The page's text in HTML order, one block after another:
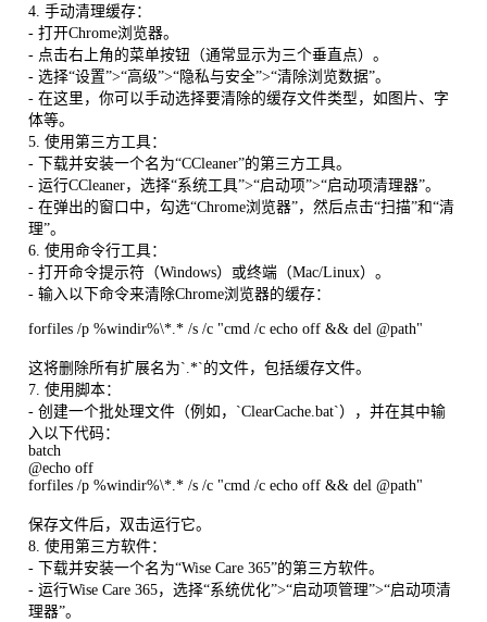
4. 手动清理缓存：
- 打开Chrome浏览器。
- 点击右上角的菜单按钮（通常显示为三个垂直点）。
- 选择“设置”>“高级”>“隐私与安全”>“清除浏览数据”。
- 在这里，你可以手动选择要清除的缓存文件类型，如图片、字
体等。
5. 使用第三方工具：
- 下载并安装一个名为“CCleaner”的第三方工具。
- 运行CCleaner，选择“系统工具”>“启动项”>“启动项清理器”。
- 在弹出的窗口中，勾选“Chrome浏览器”，然后点击“扫描”和“清
理”。
6. 使用命令行工具：
- 打开命令提示符（Windows）或终端（Mac/Linux）。
- 输入以下命令来清除Chrome浏览器的缓存：
forfiles /p %windir%\*.* /s /c "cmd /c echo off && del @path"
这将删除所有扩展名为`.*`的文件，包括缓存文件。
7. 使用脚本：
- 创建一个批处理文件（例如，`ClearCache.bat`），并在其中输
入以下代码：
batch
@echo off
forfiles /p %windir%\*.* /s /c "cmd /c echo off && del @path"
保存文件后，双击运行它。
8. 使用第三方软件：
- 下载并安装一个名为“Wise Care 365”的第三方软件。
- 运行Wise Care 365，选择“系统优化”>“启动项管理”>“启动项清
理器”。